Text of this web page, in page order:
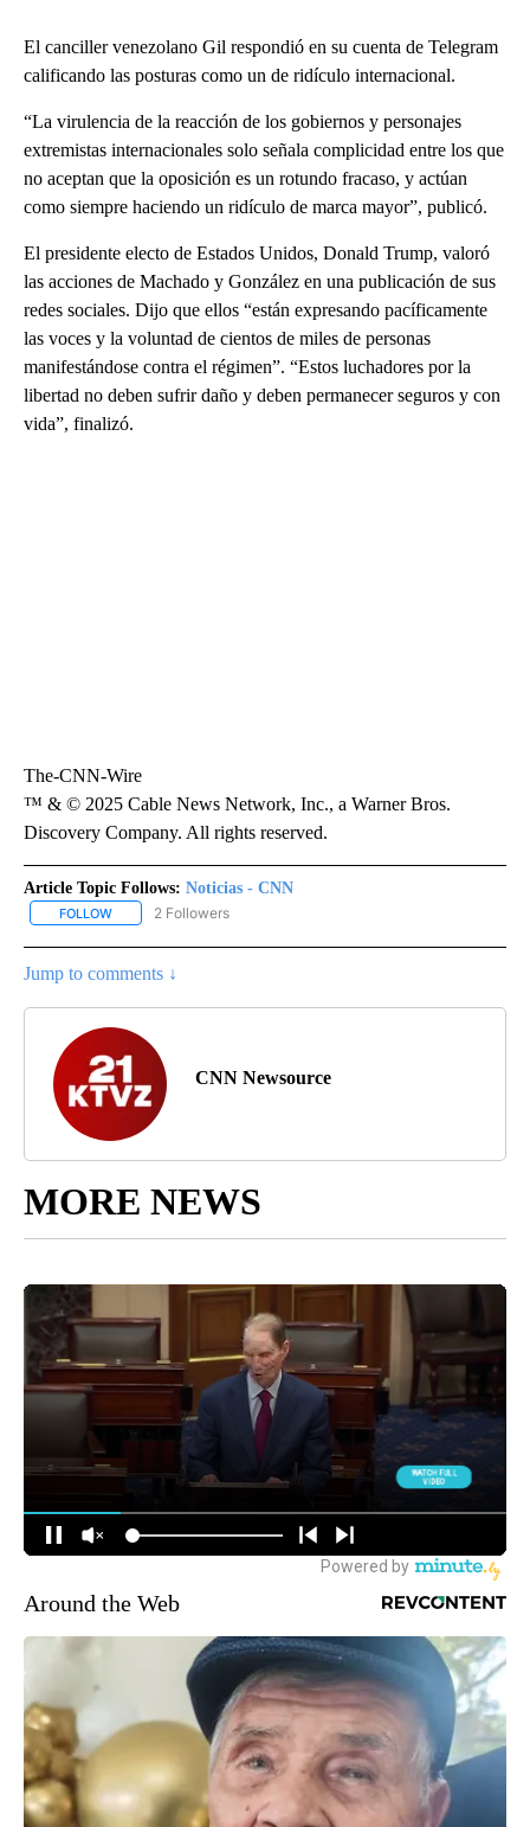
El canciller venezolano Gil respondió en su cuenta de Telegram
calificando las posturas como un de ridículo internacional.
“La virulencia de la reacción de los gobiernos y personajes
extremistas internacionales solo señala complicidad entre los que
no aceptan que la oposición es un rotundo fracaso, y actúan
como siempre haciendo un ridículo de marca mayor”, publicó.
El presidente electo de Estados Unidos, Donald Trump, valoró
las acciones de Machado y González en una publicación de sus
redes sociales. Dijo que ellos “están expresando pacíficamente
las voces y la voluntad de cientos de miles de personas
manifestándose contra el régimen”. “Estos luchadores por la
libertad no deben sufrir daño y deben permanecer seguros y con
vida”, finalizó.
The-CNN-Wire
™ & © 2025 Cable News Network, Inc., a Warner Bros.
Discovery Company. All rights reserved.
Article Topic Follows: Noticias - CNN
FOLLOW FOLLOW "NOTICIAS - CNN" TO RECEIVE NOTIFICATIONS ABOUT
2 Followers
Jump to comments ↓
CNN Newsource
MORE NEWS
Around the Web